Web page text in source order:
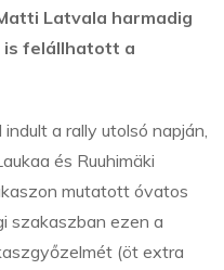
Latvala harmadig
is felállhatott a
a rally utolsó napján,
és Ruuhimäki
mutatott óvatos
szakaszban ezen a
(öt extra